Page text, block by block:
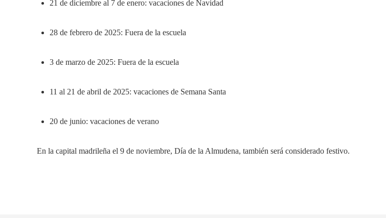
21 de diciembre al 7 de enero: vacaciones de Navidad
28 de febrero de 2025: Fuera de la escuela
3 de marzo de 2025: Fuera de la escuela
11 al 21 de abril de 2025: vacaciones de Semana Santa
20 de junio: vacaciones de verano
En la capital madrileña el 9 de noviembre, Día de la Almudena, también será considerado festivo.